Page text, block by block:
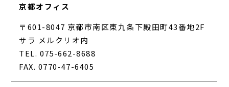
京都オフィス
〒601-8047 京都市南区東九条下殿田町43番地2F
サラ メルクリオ内
TEL. 075-662-8688
FAX. 0770-47-6405